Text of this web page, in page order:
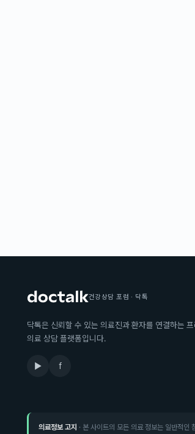
건강상담 포럼 · 닥톡
닥톡은 신뢰할 수 있는 의료진과 환자를 연결하는
의료 상담 플랫폼입니다.
▶ f
의료정보 고지 · 본 사이트의 모든 의료 정보는 일반적인